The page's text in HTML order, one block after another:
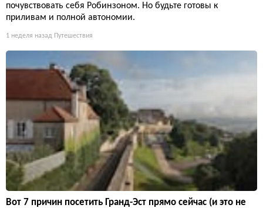
почувствовать себя Робинзоном. Но будьте готовы к
приливам и полной автономии.
1 неделя назад Путешествия
Вот 7 причин посетить Гранд-Эст прямо сейчас (и это не